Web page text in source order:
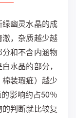
幽灵水晶的成
，杂质越少越
和不含内涵物
水晶的部分，
装瑕疵）越少
影响约占50％
判断就比较复